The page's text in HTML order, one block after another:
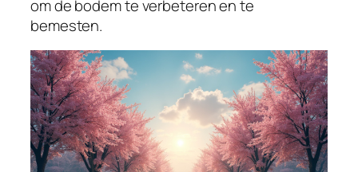
om de bodem te verbeteren en te
bemesten.